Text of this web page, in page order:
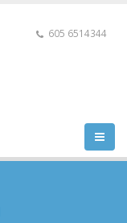
605 6514344